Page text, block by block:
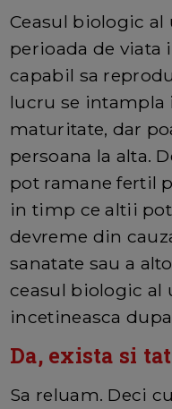
Ceasul biologic al
perioada de viata
capabil sa
lucru se intampla
maturitate, dar
persoana la alta.
pot ramane fertil
in timp ce altii
devreme din
sanatate sau a
ceasul biologic al
incetineasca
Da, exista si
Sa reluam. Deci